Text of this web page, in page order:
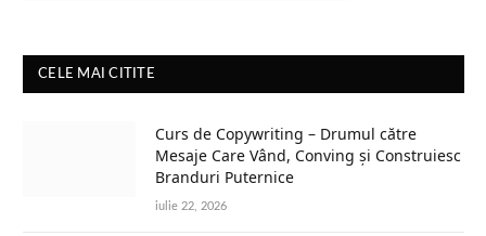
CELE MAI CITITE
Curs de Copywriting – Drumul către
Mesaje Care Vând, Conving și Construiesc
Branduri Puternice
iulie 22, 2026